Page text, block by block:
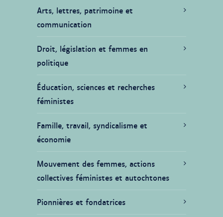
Arts, lettres, patrimoine et
communication
Droit, législation et femmes en
politique
Éducation, sciences et recherches
féministes
Famille, travail, syndicalisme et
économie
Mouvement des femmes, actions
collectives féministes et autochtones
Pionnières et fondatrices